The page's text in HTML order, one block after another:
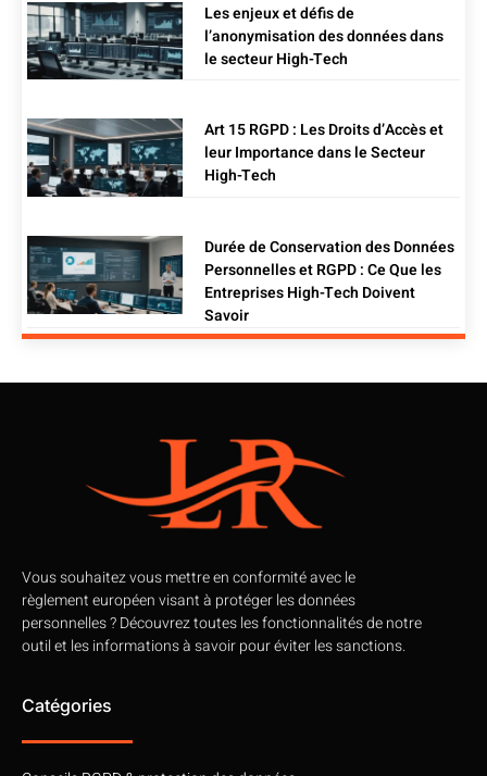
Les enjeux et défis de
l’anonymisation des données dans
le secteur High-Tech
Art 15 RGPD : Les Droits d’Accès et
leur Importance dans le Secteur
High-Tech
Durée de Conservation des Données
Personnelles et RGPD : Ce Que les
Entreprises High-Tech Doivent
Savoir
Vous souhaitez vous mettre en conformité avec le
règlement européen visant à protéger les données
personnelles ? Découvrez toutes les fonctionnalités de notre
outil et les informations à savoir pour éviter les sanctions.
Catégories